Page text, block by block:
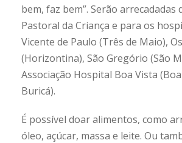
bem, faz bem”. Serão arrecadadas
Pastoral da Criança e para os
Vicente de Paulo (Três de Maio),
(Horizontina), São Gregório (São
Associação Hospital Boa Vista
Buricá).
É possível doar alimentos, como
óleo, açúcar, massa e leite. Ou